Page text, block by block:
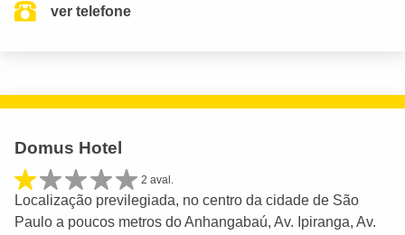
ver telefone
Domus Hotel
2 aval.
Localização previlegiada, no centro da cidade de São
Paulo a poucos metros do Anhangabaú, Av. Ipiranga, Av.